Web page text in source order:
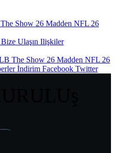
Show 26 Madden NFL 26
Bize Ulaşın Ilişkiler
The Show 26 Madden NFL 26
İndirim Facebook Twitter